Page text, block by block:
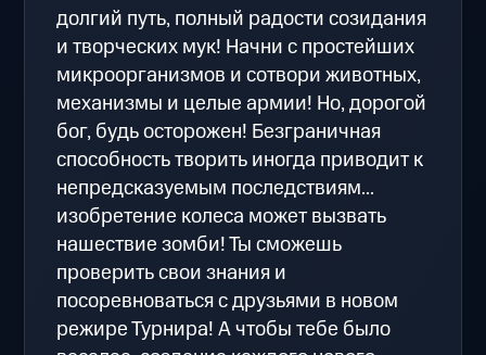
долгий путь, полный радости созидания
и творческих мук! Начни с простейших
микроорганизмов и сотвори животных,
механизмы и целые армии! Но, дорогой
бог, будь осторожен! Безграничная
способность творить иногда приводит к
непредсказуемым последствиям...
изобретение колеса может вызвать
нашествие зомби! Ты сможешь
проверить свои знания и
посоревноваться с друзьями в новом
режире Турнира! А чтобы тебе было